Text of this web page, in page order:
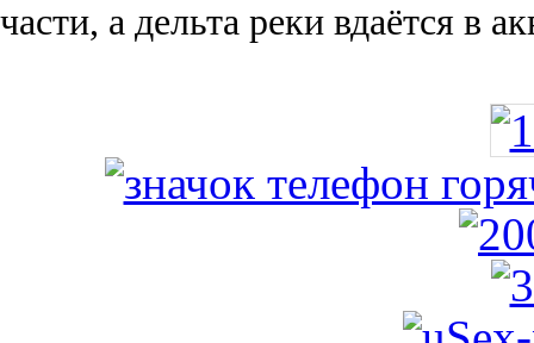
части, а дельта реки вда­ётся в